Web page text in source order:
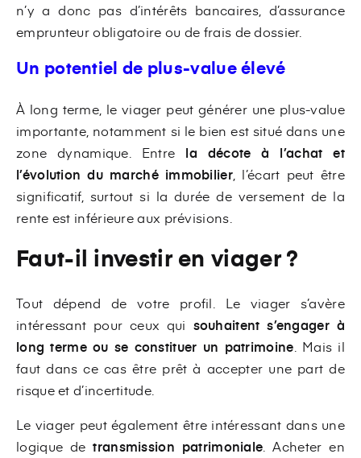
n’y a donc pas d’intérêts bancaires, d’assurance
emprunteur obligatoire ou de frais de dossier.
Un potentiel de plus-value élevé
À long terme, le viager peut générer une plus-value
importante, notamment si le bien est situé dans une
zone dynamique. Entre la décote à l’achat et
l’évolution du marché immobilier, l’écart peut être
significatif, surtout si la durée de versement de la
rente est inférieure aux prévisions.
Faut-il investir en viager ?
Tout dépend de votre profil. Le viager s’avère
intéressant pour ceux qui souhaitent s’engager à
long terme ou se constituer un patrimoine . Mais il
faut dans ce cas être prêt à accepter une part de
risque et d’incertitude.
Le viager peut également être intéressant dans une
logique detransmission patrimoniale .Acheter en